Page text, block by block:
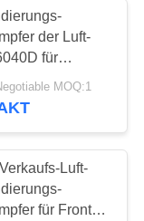
der Luft-
für
Front VW
Benty
MOQ:1
Luft-
für Front